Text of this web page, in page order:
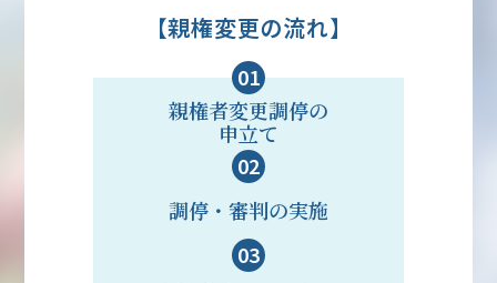
【親権変更の流れ】
01
親権者変更調停の
申立て
02
調停・審判の実施
03